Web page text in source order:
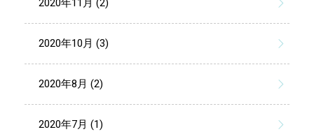
2020年11月 (2)
2020年10月 (3)
2020年8月 (2)
2020年7月 (1)